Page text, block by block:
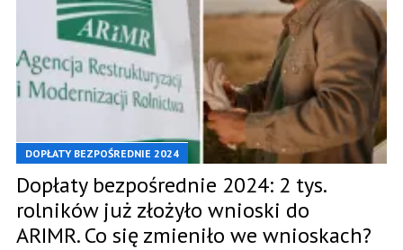
DOPŁATY BEZPOŚREDNIE 2024
Dopłaty bezpośrednie 2024: 2 tys.
rolników już złożyło wnioski do
ARIMR. Co się zmieniło we wnioskach?